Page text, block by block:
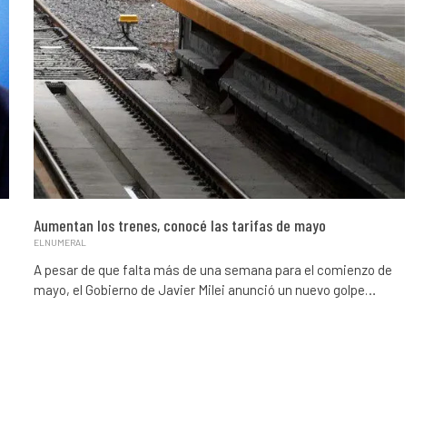
Aumentan los trenes, conocé las tarifas de mayo
ELNUMERAL
A pesar de que falta más de una semana para el comienzo de
mayo, el Gobierno de Javier Milei anunció un nuevo golpe…